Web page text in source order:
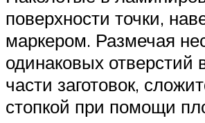
поверхности точки,
маркером. Размечая
одинаковых отверстий
части заготовок,
стопкой при помощи